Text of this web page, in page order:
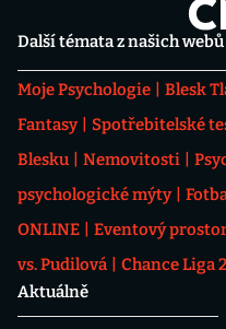
Další témata z našich webů
Moje Psychologie Blesk
Fantasy
Spotřebitelské
Blesku
Nemovitosti
psychologické mýty
ONLINE
Eventový
vs. Pudilová
Chance Liga
Aktuálně